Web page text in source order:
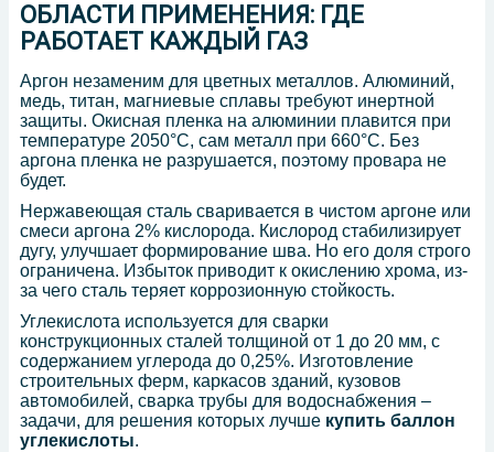
ОБЛАСТИ ПРИМЕНЕНИЯ: ГДЕ
РАБОТАЕТ КАЖДЫЙ ГАЗ
Аргон незаменим для цветных металлов. Алюминий,
медь, титан, магниевые сплавы требуют инертной
защиты. Окисная пленка на алюминии плавится при
температуре 2050°C, сам металл при 660°C. Без
аргона пленка не разрушается, поэтому провара не
будет.
Нержавеющая сталь сваривается в чистом аргоне или
смеси аргона 2% кислорода. Кислород стабилизирует
дугу, улучшает формирование шва. Но его доля строго
ограничена. Избыток приводит к окислению хрома, из-
за чего сталь теряет коррозионную стойкость.
Углекислота используется для сварки
конструкционных сталей толщиной от 1 до 20 мм, с
содержанием углерода до 0,25%. Изготовление
строительных ферм, каркасов зданий, кузовов
автомобилей, сварка трубы для водоснабжения –
задачи, для решения которых лучше купить баллон
углекислоты.